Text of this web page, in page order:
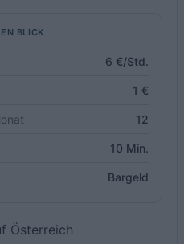
BLICK
6 €/Std.
1 €
12
10 Min.
Bargeld
Österreich